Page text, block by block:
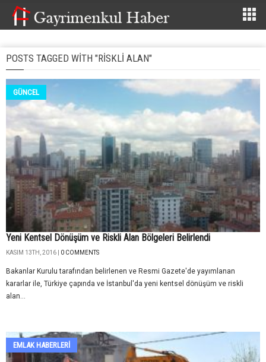
POSTS TAGGED WITH "RISKLI ALAN"
GÜNCEL
Yeni Kentsel Dönüşüm ve Riskli Alan Bölgeleri Belirlendi
KASIM 13TH, 2016 | 0 COMMENTS
Bakanlar Kurulu tarafından belirlenen ve Resmi Gazete'de yayımlanan
kararlar ile, Türkiye çapında ve İstanbul'da yeni kentsel dönüşüm ve riskli
alan...
EMLAK HABERLERI